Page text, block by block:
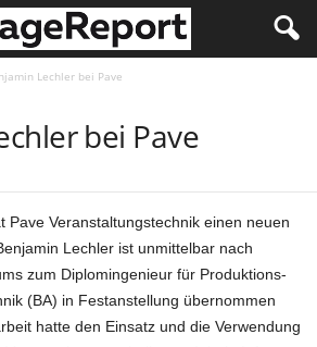
Lechler bei Pave
bei Pave
Pave Veranstaltungstechnik einen neuen
Lechler ist unmittelbar nach
zum Diplomingenieur für Produktions-
(BA) in Festanstellung übernommen
hatte den Einsatz und die Verwendung